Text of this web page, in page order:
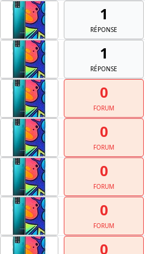
1
RÉPONSE
1
RÉPONSE
0
FORUM
0
FORUM
0
FORUM
0
FORUM
0